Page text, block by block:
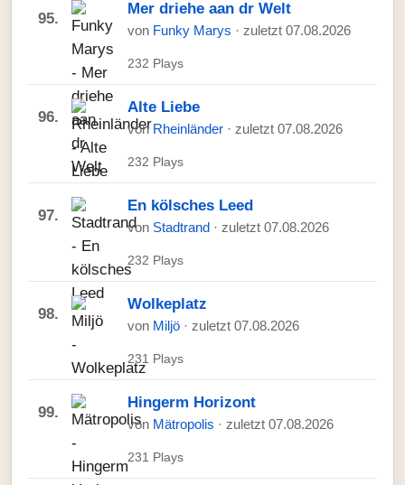
95.
Mer driehe aan dr Welt
von Funky Marys · zuletzt 07.08.2026
232 Plays
96.
Alte Liebe
von Rheinländer · zuletzt 07.08.2026
232 Plays
97.
En kölsches Leed
von Stadtrand · zuletzt 07.08.2026
232 Plays
98.
Wolkeplatz
von Miljö · zuletzt 07.08.2026
231 Plays
99.
Hingerm Horizont
von Mätropolis · zuletzt 07.08.2026
231 Plays